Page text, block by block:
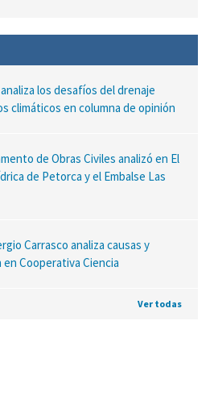
los desafíos del drenaje
climáticos en columna de opinión
de Obras Civiles analizó en El
de Petorca y el Embalse Las
Carrasco analiza causas y
Cooperativa Ciencia
Ver todas